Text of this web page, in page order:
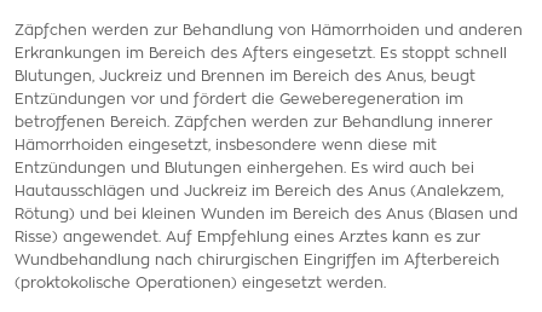
Zäpfchen werden zur Behandlung von Hämorrhoiden und anderen
Erkrankungen im Bereich des Afters eingesetzt. Es stoppt schnell
Blutungen, Juckreiz und Brennen im Bereich des Anus, beugt
Entzündungen vor und fördert die Geweberegeneration im
betroffenen Bereich. Zäpfchen werden zur Behandlung innerer
Hämorrhoiden eingesetzt, insbesondere wenn diese mit
Entzündungen und Blutungen einhergehen. Es wird auch bei
Hautausschlägen und Juckreiz im Bereich des Anus (Analekzem,
Rötung) und bei kleinen Wunden im Bereich des Anus (Blasen und
Risse) angewendet. Auf Empfehlung eines Arztes kann es zur
Wundbehandlung nach chirurgischen Eingriffen im Afterbereich
(proktokolische Operationen) eingesetzt werden.